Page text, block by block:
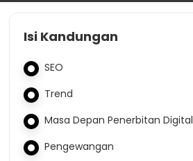
Isi Kandungan
SEO
Trend
Masa Depan Penerbitan Digital
Pengewangan